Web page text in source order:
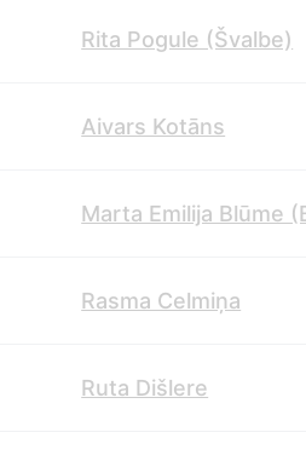
Rita Pogule (Švalbe)
Aivars Kotāns
Marta Emilija Blūme
Rasma Celmiņa
Ruta Dišlere